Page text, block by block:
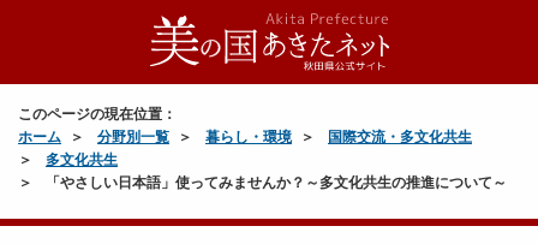
このページの現在位置：
ホーム
分野別一覧 暮らし・環境
国際交流・多文化共生
多文化共生
「やさしい日本語」使ってみませんか？～多文化共生の推進について～